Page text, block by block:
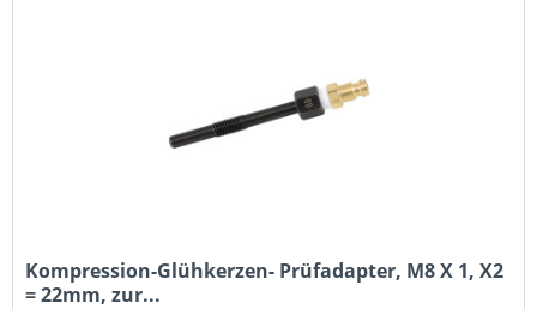
Kompression-Glühkerzen- Prüfadapter, M8 X 1, X2
= 22mm, zur...